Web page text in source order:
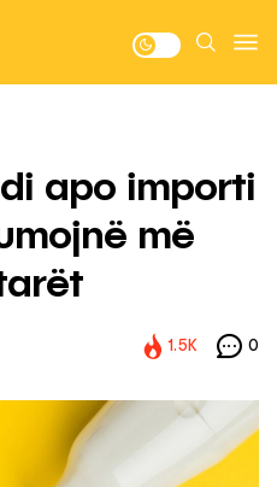
apo importi
më
1.5K 0